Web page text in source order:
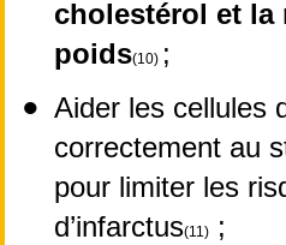
cholestérol et la
poids(10) ;
Aider les cellules
correctement au
pour limiter les
d’infarctus(11)
;